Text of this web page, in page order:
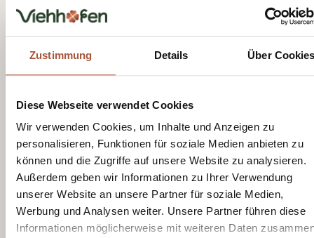
Zustimmung Details Über
Diese Webseite verwendet Cookies
Wir verwenden Cookies, um Inhalte und Anzeigen zu
personalisieren, Funktionen für soziale Medien anbieten zu
können und die Zugriffe auf unsere Website zu analysieren.
Außerdem geben wir Informationen zu Ihrer Verwendung
unserer Website an unsere Partner für soziale Medien,
Werbung und Analysen weiter. Unsere Partner führen diese
Informationen möglicherweise mit weiteren Daten
Tourist Office Viehhofen
+43 6542 685 59
info@viehhofen.at
Receive moments of happiness with
our newsletter